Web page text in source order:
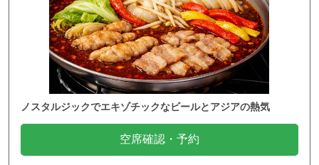
ノスタルジックでエキゾチックなビールとアジアの熱気
空席確認・予約